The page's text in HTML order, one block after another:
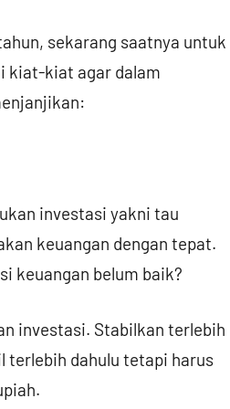
sekarang saatnya untuk
kiat-kiat agar dalam
investasi yakni tau
keuangan dengan tepat.
keuangan belum baik?
investasi. Stabilkan terlebih
terlebih dahulu tetapi harus